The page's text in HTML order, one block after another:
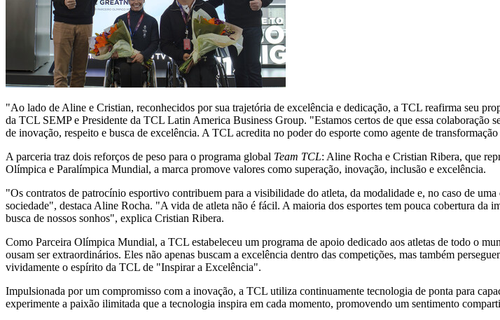
"Ao lado de Aline e Cristian, reconhecidos por sua trajetória de excelência e dedicação, a TCL reafirma seu
da TCL SEMP e Presidente da TCL Latin America Business Group. "Estamos certos de que essa colaboração
de inovação, respeito e busca de excelência. A TCL acredita no poder do esporte como agente de
A parceria traz dois reforços de peso para o programa global Team TCL: Aline Rocha e Cristian Ribera, que
Olímpica e Paralímpica Mundial, a marca promove valores como superação, inovação, inclusão e excelência.
"Os contratos de patrocínio esportivo contribuem para a visibilidade do atleta, da modalidade e, no caso de
sociedade", destaca Aline Rocha. "A vida de atleta não é fácil. A maioria dos esportes tem pouca cobertura
busca de nossos sonhos", explica Cristian Ribera.
Como Parceira Olímpica Mundial, a TCL estabeleceu um programa de apoio dedicado aos atletas de todo o
ousam ser extraordinários. Eles não apenas buscam a excelência dentro das competições, mas também
vividamente o espírito da TCL de "Inspirar a Excelência".
Impulsionada por um compromisso com a inovação, a TCL utiliza continuamente tecnologia de ponta para
experimente a paixão ilimitada que a tecnologia inspira em cada momento, promovendo um sentimento